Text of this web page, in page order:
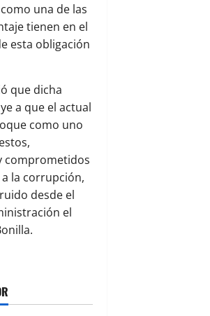
una de las
tienen en el
esta obligación
que dicha
a que el actual
como uno
comprometidos
la corrupción,
desde el
el